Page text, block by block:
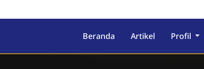
Berasrama
Beranda Artikel Profil